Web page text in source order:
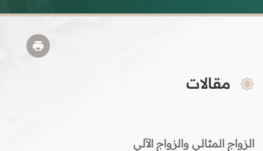
مقالات
الزواج المثالي والزواج الآلي